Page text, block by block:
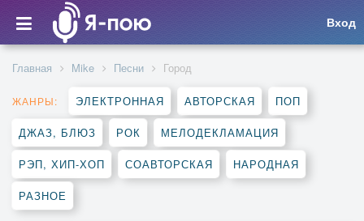
Вход
Главная Mike Песни Город
ЖАНРЫ: ЭЛЕКТРОННАЯ АВТОРСКАЯ ПОП
ДЖАЗ, БЛЮЗ РОК МЕЛОДЕКЛАМАЦИЯ
РЭП, ХИП-ХОП СОАВТОРСКАЯ НАРОДНАЯ
РАЗНОЕ